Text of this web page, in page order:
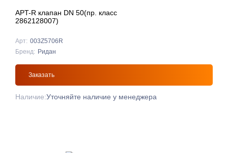
APT-R клапан DN 50(пр. класс
2862128007)
Арт: 003Z5706R
Бренд: Ридан
Заказать
Наличие:Уточняйте наличие у менеджера